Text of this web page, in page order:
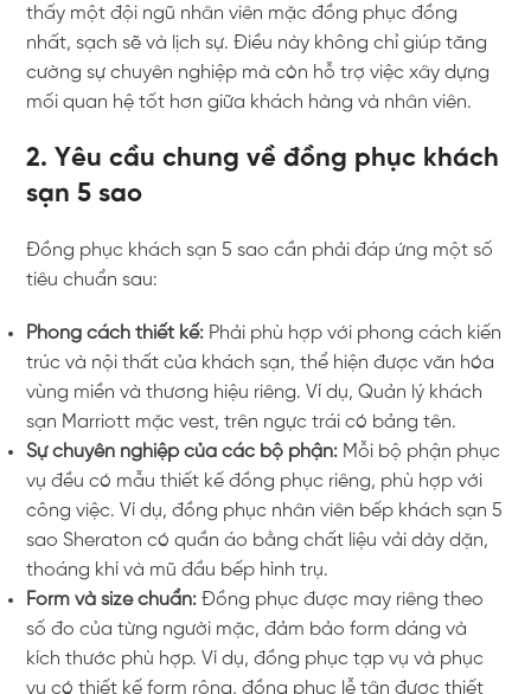
thấy một đội ngũ nhân viên mặc đồng phục đồng
nhất, sạch sẽ và lịch sự. Điều này không chỉ giúp tăng
cường sự chuyên nghiệp mà còn hỗ trợ việc xây dựng
mối quan hệ tốt hơn giữa khách hàng và nhân viên.
2. Yêu cầu chung về đồng phục khách
sạn 5 sao
Đồng phục khách sạn 5 sao cần phải đáp ứng một số
tiêu chuẩn sau:
Phong cách thiết kế: Phải phù hợp với phong cách kiến
trúc và nội thất của khách sạn, thể hiện được văn hóa
vùng miền và thương hiệu riêng. Ví dụ, Quản lý khách
sạn Marriott mặc vest, trên ngực trái có bảng tên.
Sự chuyên nghiệp của các bộ phận: Mỗi bộ phận phục
vụ đều có mẫu thiết kế đồng phục riêng, phù hợp với
công việc. Ví dụ, đồng phục nhân viên bếp khách sạn 5
sao Sheraton có quần áo bằng chất liệu vải dày dặn,
thoáng khí và mũ đầu bếp hình trụ.
Form và size chuẩn: Đồng phục được may riêng theo
số đo của từng người mặc, đảm bảo form dáng và
kích thước phù hợp. Ví dụ, đồng phục tạp vụ và phục
vụ có thiết kế form rộng, đồng phục lễ tân được thiết